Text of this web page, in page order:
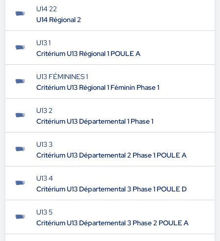
U14 22
U14 Régional 2
U13 1
Critérium U13 Régional 1 POULE A
U13 FÉMININES 1
Critérium U13 Régional 1 Féminin Phase 1
U13 2
Critérium U13 Départemental 1 Phase 1
U13 3
Critérium U13 Départemental 2 Phase 1 POULE A
U13 4
Critérium U13 Départemental 3 Phase 1 POULE D
U13 5
Critérium U13 Départemental 3 Phase 2 POULE A